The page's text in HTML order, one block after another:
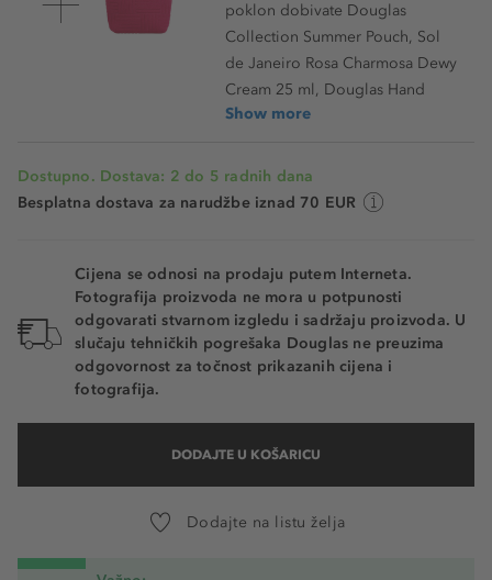
poklon dobivate Douglas
Collection Summer Pouch, Sol
de Janeiro Rosa Charmosa Dewy
Cream 25 ml, Douglas Hand
Show more
Dostupno. Dostava: 2 do 5 radnih dana
Besplatna dostava za narudžbe iznad 70 EUR
Cijena se odnosi na prodaju putem Interneta.
Fotografija proizvoda ne mora u potpunosti
odgovarati stvarnom izgledu i sadržaju proizvoda. U
slučaju tehničkih pogrešaka Douglas ne preuzima
odgovornost za točnost prikazanih cijena i
fotografija.
DODAJTE U KOŠARICU
Dodajte na listu želja